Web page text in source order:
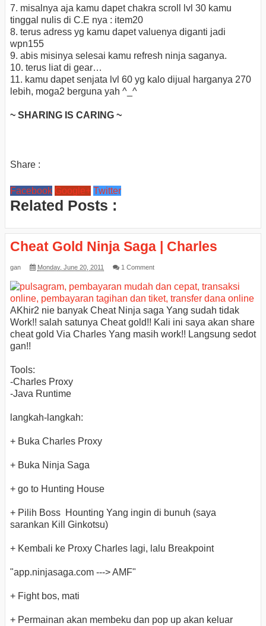
7. misalnya aja kamu dapet chakra scroll lvl 30 kamu
tinggal nulis di C.E nya : item20
8. terus adress yg kamu dapet valuenya diganti jadi
wpn155
9. abis misinya selesai kamu refresh ninja saganya.
10. terus liat di gear…
11. kamu dapet senjata lvl 60 yg kalo dijual harganya 270
lebih, moga2 berguna yah ^_^
~ SHARING IS CARING ~
Share :
Facebook Google+ Twitter
Related Posts :
Cheat Gold Ninja Saga | Charles
gan Monday, June 20, 2011 1 Comment
AKhir2 nie banyak Cheat Ninja saga Yang sudah tidak
Work!! salah satunya Cheat gold!! Kali ini saya akan share
cheat gold Via Charles Yang masih work!! Langsung sedot
gan!!
Tools:
-Charles Proxy
-Java Runtime
langkah-langkah:
+ Buka Charles Proxy
+ Buka Ninja Saga
+ go to Hunting House
+ Pilih Boss Hounting Yang ingin di bunuh (saya
sarankan Kill Ginkotsu)
+ Kembali ke Proxy Charles lagi, lalu Breakpoint
"app.ninjasaga.com ---> AMF"
+ Fight bos, mati
+ Permainan akan membeku dan pop up akan keluar